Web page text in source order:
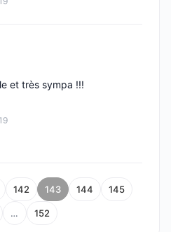
et très sympa !!!
142 143 144 145
… 152